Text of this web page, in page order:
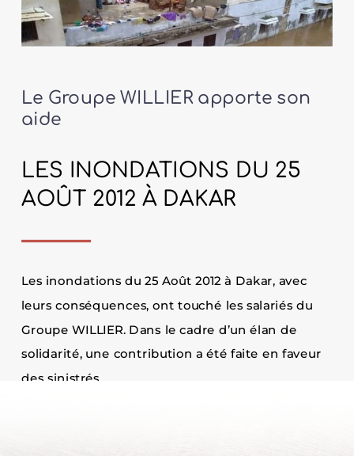
Le Groupe WILLIER apporte son
aide
LES INONDATIONS DU 25
AOÛT 2012 À DAKAR
Les inondations du 25 Août 2012 à Dakar, avec
leurs conséquences, ont touché les salariés du
Groupe WILLIER. Dans le cadre d’un élan de
solidarité, une contribution a été faite en faveur
des sinistrés.